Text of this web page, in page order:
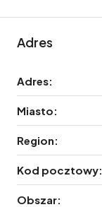
Adres
Adres:
Miasto:
Region:
Kod pocztowy:
Obszar: